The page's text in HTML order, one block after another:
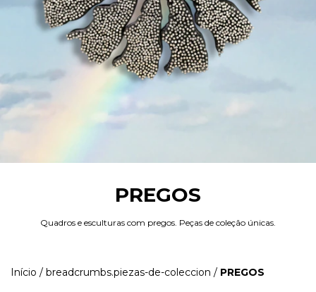
PREGOS
Quadros e esculturas com pregos. Peças de coleção únicas.
Início / breadcrumbs.piezas-de-coleccion / PREGOS